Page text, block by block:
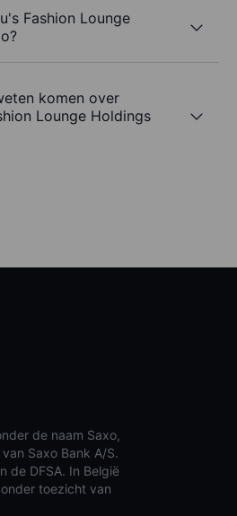
Fashion Lounge
komen over
Lounge Holdings
de naam Saxo,
Saxo Bank A/S.
de DFSA. In België
toezicht van